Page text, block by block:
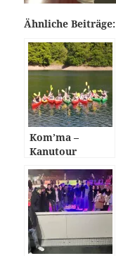
Ähnliche Beiträge:
Kom’ma –
Kanutour